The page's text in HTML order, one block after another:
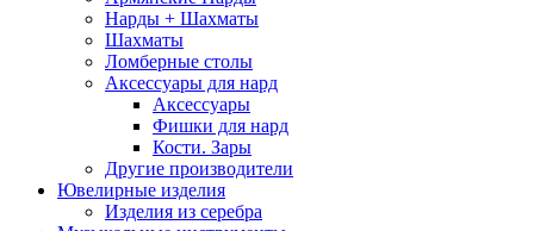
Нарды + Шахматы
Шахматы
Ломберные столы
Аксессуары для нард
Аксессуары
Фишки для нард
Кости. Зары
Другие производители
Ювелирные изделия
Изделия из серебра